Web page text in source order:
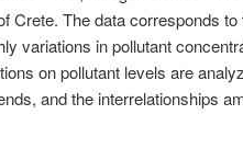
Crete. The data corresponds to
variations in pollutant
on pollutant levels are
and the interrelationships